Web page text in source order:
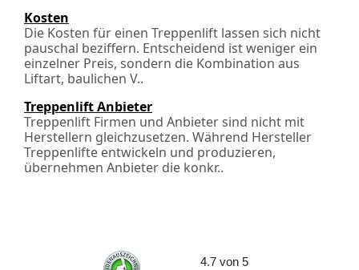
Kosten
Die Kosten für einen Treppenlift lassen sich nicht
pauschal beziffern. Entscheidend ist weniger ein
einzelner Preis, sondern die Kombination aus
Liftart, baulichen V..
Treppenlift Anbieter
Treppenlift Firmen und Anbieter sind nicht mit
Herstellern gleichzusetzen. Während Hersteller
Treppenlifte entwickeln und produzieren,
übernehmen Anbieter die konkr..
4.7 von 5